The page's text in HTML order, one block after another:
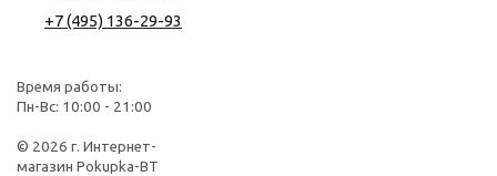
+7 (495) 136-29-93
Время работы:
Пн-Вс: 10:00 - 21:00
© 2026 г. Интернет-
магазин Pokupka-BT